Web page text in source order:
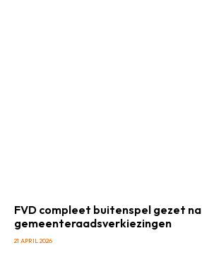
FVD compleet buitenspel gezet na
gemeenteraadsverkiezingen
21 APRIL 2026